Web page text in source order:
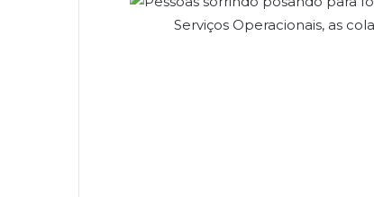
Serviços Operacionais, as